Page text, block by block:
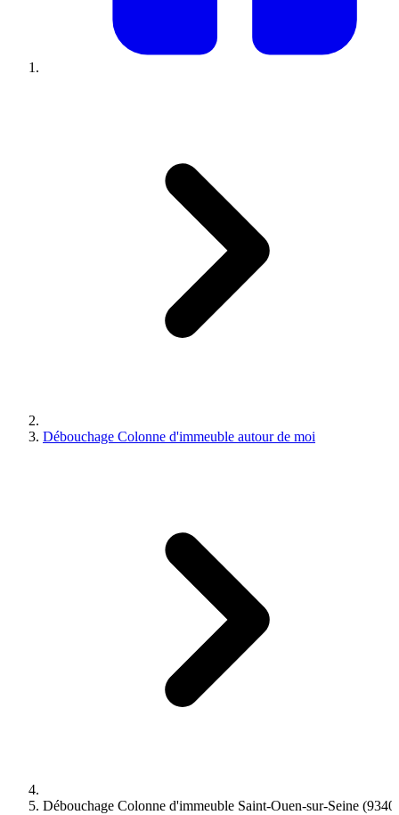
Débouchage Colonne d'immeuble autour de moi
Débouchage Colonne d'immeuble Saint-Ouen-sur-Seine